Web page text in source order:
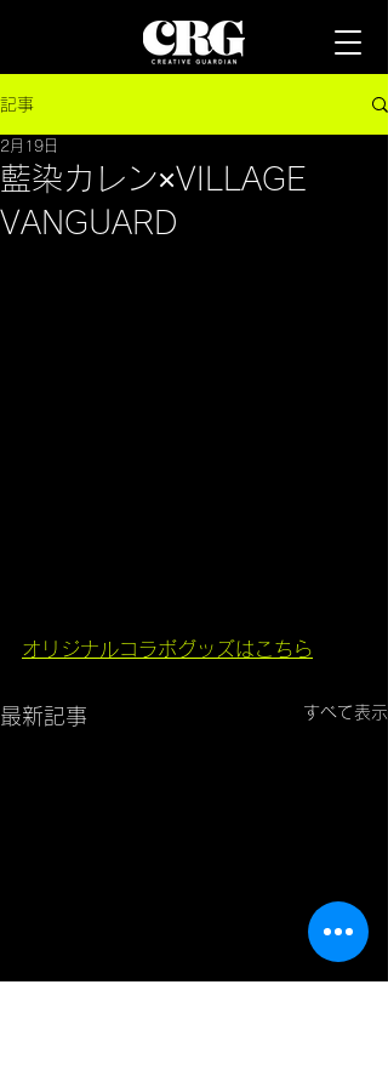
記事
藍染カレン×VILLAGE
VANGUARD
2月19日
オリジナルコラボグッズはこちら
最新記事 すべて表示